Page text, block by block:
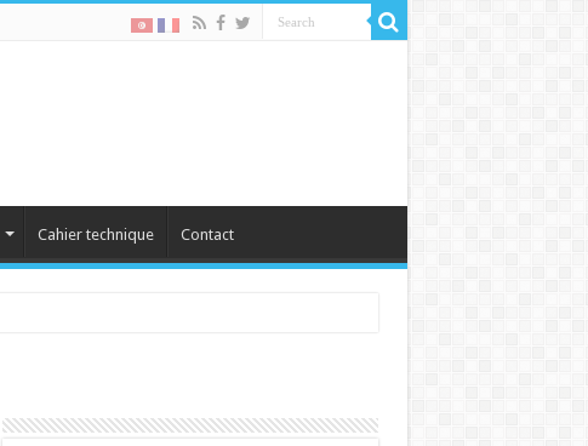
Cahier technique Contact